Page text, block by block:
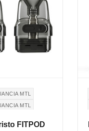
MTL
MTL
FITPOD